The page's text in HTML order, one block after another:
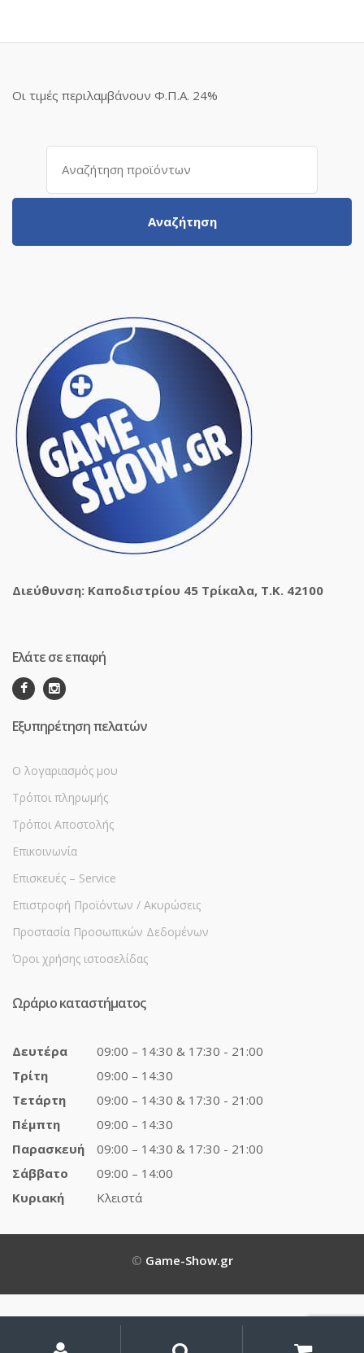
Οι τιμές περιλαμβάνουν Φ.Π.Α. 24%
Αναζήτηση
Αναζήτηση
Διεύθυνση: Καποδιστρίου 45 Τρίκαλα, Τ.Κ. 42100
Ελάτε σε επαφή
Εξυπηρέτηση πελατών
Ο λογαριασμός μου
Τρόποι πληρωμής
Τρόποι Αποστολής
Επικοινωνία
Επισκευές – Service
Επιστροφή Προϊόντων / Ακυρώσεις
Προστασία Προσωπικών Δεδομένων
Όροι χρήσης ιστοσελίδας
Ωράριο καταστήματος
Δευτέρα
09:00 – 14:30 & 17:30 - 21:00
Τρίτη
09:00 – 14:30
Τετάρτη
09:00 – 14:30 & 17:30 - 21:00
Πέμπτη
09:00 – 14:30
Παρασκευή
09:00 – 14:30 & 17:30 - 21:00
Σάββατο
09:00 – 14:00
Κυριακή
Κλειστά
© Game-Show.gr